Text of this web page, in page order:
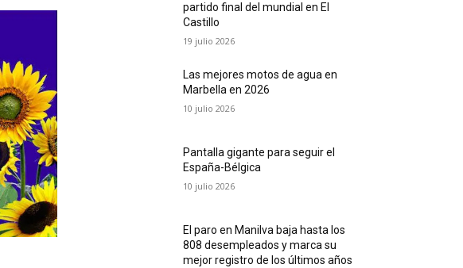
partido final del mundial en El
Castillo
19 julio 2026
Las mejores motos de agua en
Marbella en 2026
10 julio 2026
Pantalla gigante para seguir el
España-Bélgica
10 julio 2026
El paro en Manilva baja hasta los
808 desempleados y marca su
mejor registro de los últimos años